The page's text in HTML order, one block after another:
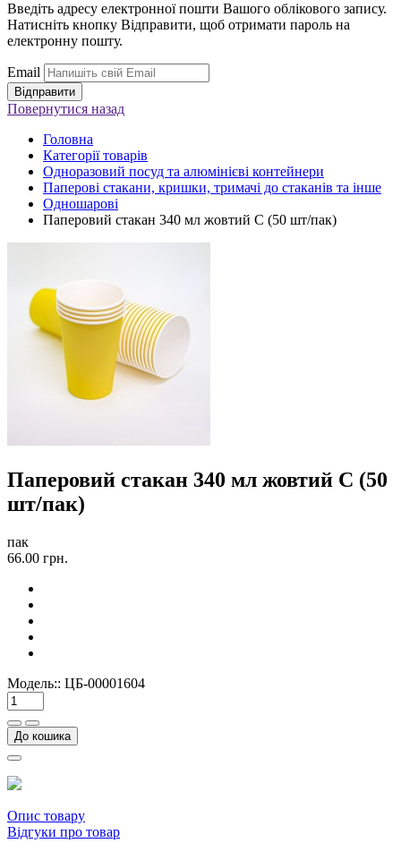
Введіть адресу електронної пошти Вашого облікового запису.
Натисніть кнопку Відправити, щоб отримати пароль на
електронну пошту.
Email
Повернутися назад
Головна
Категорії товарів
Одноразовий посуд та алюмінієві контейнери
Паперові стакани, кришки, тримачі до стаканів та інше
Одношарові
Паперовий стакан 340 мл жовтий С (50 шт/пак)
Паперовий стакан 340 мл жовтий С (50
шт/пак)
пак
66.00 грн.
Модель:: ЦБ-00001604
До кошика
Опис товару
Відгуки про товар